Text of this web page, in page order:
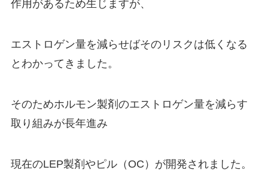
作用があるため生じますが、
エストロゲン量を減らせばそのリスクは低くなる
とわかってきました。
そのためホルモン製剤のエストロゲン量を減らす
取り組みが長年進み
現在のLEP製剤やピル（OC）が開発されました。